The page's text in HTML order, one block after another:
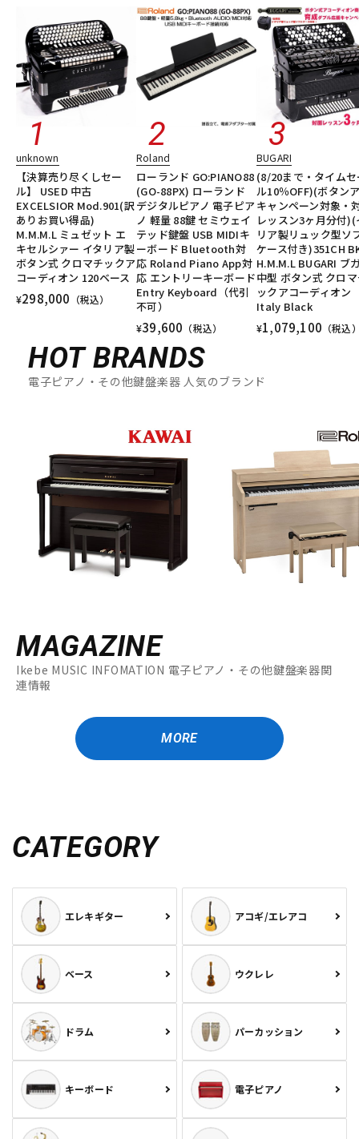
unknown
【決算売り尽くしセー
ル】 USED 中古
EXCELSIOR Mod.901(訳
ありお買い得品)
M.M.M.L ミュゼット エ
キセルシァー イタリア製
ボタン式 クロマチックア
コーディオン 120ベース
¥298,000 （税込）
Roland
ローランド GO:PIANO88
(GO-88PX) ローランド
デジタルピアノ 電子ピア
ノ 軽量 88鍵 セミウェイ
テッド鍵盤 USB MIDIキ
ーボード Bluetooth対
応 Roland Piano App対
応 エントリーキーボード
Entry Keyboard（代引
不可）
¥39,600 （税込）
BUGARI
(8/20まで・タイム
ル10％OFF)(ボタン
キャンペーン対象・
レッスン3ヶ月分付)(
リア製リュック型ソ
ケース付き)351CH
H.M.M.L BUGARI ブ
中型 ボタン式 クロ
ックアコーディオン
Italy Black
¥1,079,100 （税込
HOT BRANDS
電子ピアノ・その他鍵盤楽器 人気のブランド
MAGAZINE
Ikebe MUSIC INFOMATION 電子ピアノ・その他鍵盤楽器関
連情報
MORE
CATEGORY
エレキギター アコギ/エレアコ
ベース ウクレレ
ドラム パーカッション
キーボード 電子ピアノ